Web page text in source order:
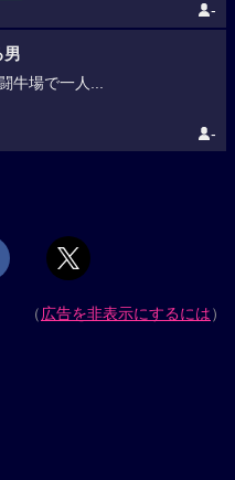
-
男
牛場で一人...
-
（広告を非表示にするには）